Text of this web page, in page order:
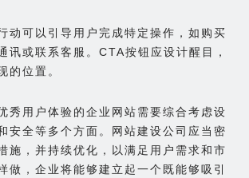
动可以引导用户完成特定操作，如购买
讯或联系客服。CTA按钮应设计醒目，
的位置。
秀用户体验的企业网站需要综合考虑设
安全等多个方面。网站建设公司应当密
施，并持续优化，以满足用户需求和市
做，企业将能够建立起一个既能够吸引